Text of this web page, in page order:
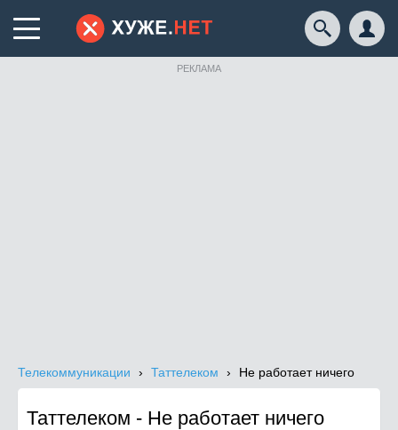
РЕКЛАМА
Телекоммуникации Таттелеком Не работает ничего
Таттелеком - Не работает ничего